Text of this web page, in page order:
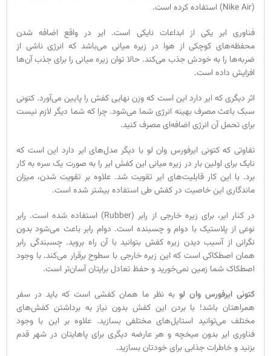
(Nike Air) استفاده کرده است.
فناوری ایر یکی از ابداعات نایکی است. ایر در واقع اضافه شدن
محفظه‌های کوچکی از هوا در زیره میانی می‌باشد که انرژی ناشی از
ضربه‌ها را به خودش جذب می‌کند. حالا توان زیره میانی را برای جذب آن‌ها
افزایش داده است.
اثر دیگری که ایر دارد این است که وزن نهایی کفش را پایین می‌آورد. کتونی
سبک باعث مصرف بهینه انرژی شما می‌شود. چرا که شما دیگر لازم نیست
برای تحمل آن انرژی اضافه‌ای مصرف کنید.
تفاوتی که کتونی ایرفورس وان لو با دیگر مدل‌های ایر دارد این است که
نایک برای اولین بار در زیره میانی این کفش ایر را به صورت یک سره به کار
برد. با این کار قابلیت‌های ایر تقویت شد. علاوه بر تقویت شدن، میزان
ماندگاری این خاصیت در کفش طی استفاده بیشتر شده است.
در کنار ایر، برای زیره خارجی از رابر (Rubber) استفاده شده است. رابر
نوعی از پلاستیک با دوام و چسبنده است. دوام رابر باعث می‌شود بدون
نگرانی از آسیب دیدن زیره کفش بتوانید با آن راه بروید. چسبندگی رابر
همان اصطکاکی است که این زیره خارجی با سطوح برقرار می‌کند. با وجود
اصطکاک شما زمین نمی‌خورید و حفظ تعادل برایتان آسان‌تر است.
کتونی ایرفورس وان لو به نظر ما همان کفشی است که باید در سفر
همراهتان باشد! با بردن این کفش بدون نیاز به برداشتن کفش‌های
مختلف می‌توانید استایل‌های مختلفی بسازید. علاوه بر این با وجود
فناوری ایر بدون میخچه و هر عارضه دیگری برای پاهایتان در شهر قدم
بزنید و خاطرات جذابی برای خودتان بسازید.